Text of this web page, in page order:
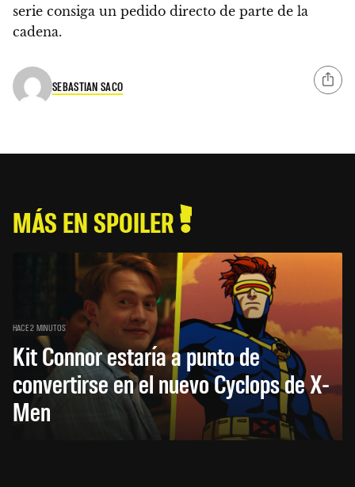
serie consiga un pedido directo de parte de la
cadena.
SEBASTIAN SACO
MÁS EN SPOILER
HACE 2 MINUTOS
Kit Connor estaría a punto de
convertirse en el nuevo Cyclops de X-
Men